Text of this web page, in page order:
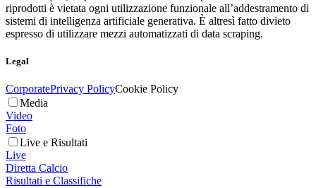
riprodotti è vietata ogni utilizzazione funzionale all’addestramento di
sistemi di intelligenza artificiale generativa. È altresì fatto divieto
espresso di utilizzare mezzi automatizzati di data scraping.
Legal
CorporatePrivacy PolicyCookie Policy
Media
Video
Foto
Live e Risultati
Live
Diretta Calcio
Risultati e Classifiche